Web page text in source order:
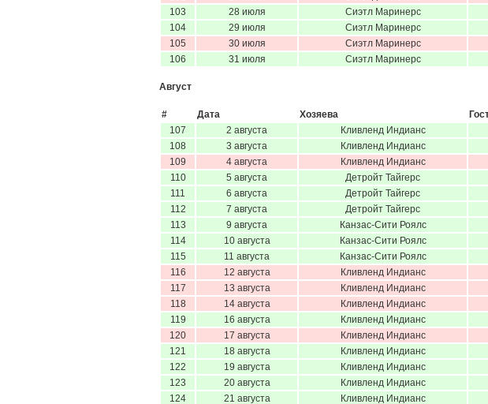
103
28 июля Сиэтл Маринерс
104
29 июля Сиэтл Маринерс
105
30 июля Сиэтл Маринерс
106
31 июля Сиэтл Маринерс
Август
# Дата Хозяева
107
2 августа Кливленд Индианс
108
3 августа Кливленд Индианс
109
4 августа Кливленд Индианс
110
5 августа Детройт Тайгерс
111
6 августа Детройт Тайгерс
112
7 августа Детройт Тайгерс
113
9 августа Канзас-Сити Роялс
114
10 августа Канзас-Сити Роялс
115
11 августа Канзас-Сити Роялс
116
12 августа Кливленд Индианс
117
13 августа Кливленд Индианс
118
14 августа Кливленд Индианс
119
16 августа Кливленд Индианс
120
17 августа Кливленд Индианс
121
18 августа Кливленд Индианс
122
19 августа Кливленд Индианс
123
20 августа Кливленд Индианс
124
21 августа Кливленд Индианс